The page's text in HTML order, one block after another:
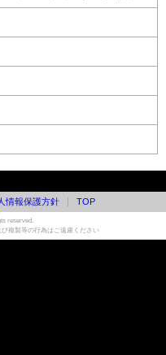
情報保護方針 TOP
reserved.
び複製等の行為はご遠慮ください